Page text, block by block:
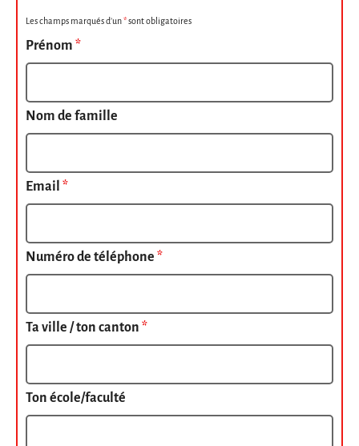
Les champs marqués d’un*sont obligatoires
Prénom *
Nom de famille
Email *
Numéro de téléphone *
Ta ville / ton canton *
Ton école/faculté